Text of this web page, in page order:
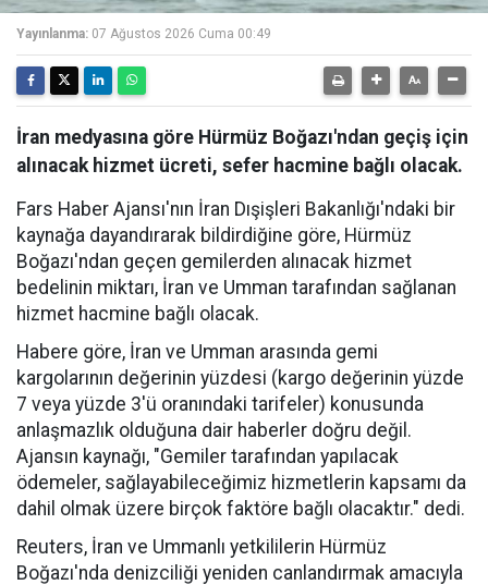
Yayınlanma: 07 Ağustos 2026 Cuma 00:49
İran medyasına göre Hürmüz Boğazı'ndan geçiş için
alınacak hizmet ücreti, sefer hacmine bağlı olacak.
Fars Haber Ajansı'nın İran Dışişleri Bakanlığı'ndaki bir
kaynağa dayandırarak bildirdiğine göre, Hürmüz
Boğazı'ndan geçen gemilerden alınacak hizmet
bedelinin miktarı, İran ve Umman tarafından sağlanan
hizmet hacmine bağlı olacak.
Habere göre, İran ve Umman arasında gemi
kargolarının değerinin yüzdesi (kargo değerinin yüzde
7 veya yüzde 3'ü oranındaki tarifeler) konusunda
anlaşmazlık olduğuna dair haberler doğru değil.
Ajansın kaynağı, "Gemiler tarafından yapılacak
ödemeler, sağlayabileceğimiz hizmetlerin kapsamı da
dahil olmak üzere birçok faktöre bağlı olacaktır." dedi.
Reuters, İran ve Ummanlı yetkililerin Hürmüz
Boğazı'nda denizciliği yeniden canlandırmak amacıyla